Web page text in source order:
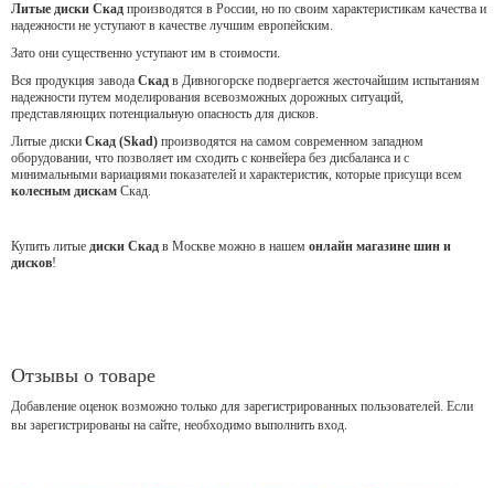
Литые диски Скад производятся в России, но по своим характеристикам качества и
надежности не уступают в качестве лучшим европейским.
Зато они существенно уступают им в стоимости.
Вся продукция завода Скад в Дивногорске подвергается жесточайшим испытаниям
надежности путем моделирования всевозможных дорожных ситуаций,
представляющих потенциальную опасность для дисков.
Литые диски Скад (Skad) производятся на самом современном западном
оборудовании, что позволяет им сходить с конвейера без дисбаланса и с
минимальными вариациями показателей и характеристик, которые присущи всем
колесным дискам Скад.
Купить литые диски Скад в Москве можно в нашем онлайн магазине шин и
дисков!
Отзывы о товаре
Добавление оценок возможно только для зарегистрированных пользователей. Если
вы зарегистрированы на сайте, необходимо выполнить вход.